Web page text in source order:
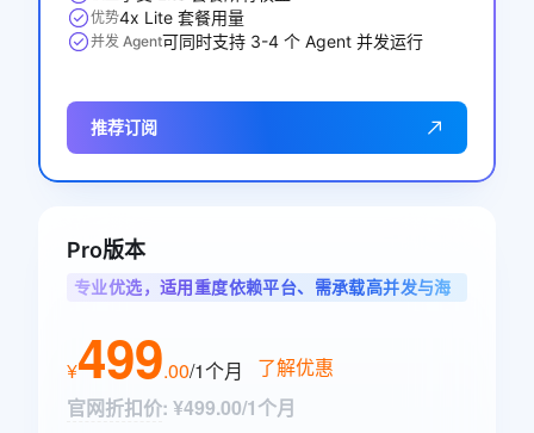
优势4x Lite 套餐用量
并发 Agent可同时支持 3-4 个 Agent 并发运行
推荐订阅
Pro版本
专业优选，适用重度依赖平台、需承载高并发与海
¥499.00/1个月
了解优惠
官网折扣价: ¥499.00/1个月